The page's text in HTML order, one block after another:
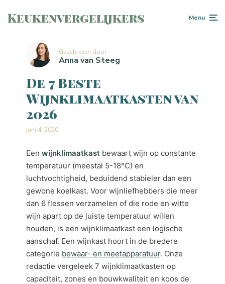
Keukenvergelijkers Menu
Geschreven door
Anna van Steeg
De 7 Beste
Wijnklimaatkasten van
2026
juni 4, 2026
Een wijnklimaatkast bewaart wijn op constante
temperatuur (meestal 5-18°C) en
luchtvochtigheid, beduidend stabieler dan een
gewone koelkast. Voor wijnliefhebbers die meer
dan 6 flessen verzamelen of die rode en witte
wijn apart op de juiste temperatuur willen
houden, is een wijnklimaatkast een logische
aanschaf. Een wijnkast hoort in de bredere
categorie bewaar- en meetapparatuur. Onze
redactie vergeleek 7 wijnklimaatkasten op
capaciteit, zones en bouwkwaliteit en koos de